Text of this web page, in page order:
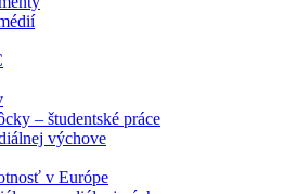
– študentské práce
výchove
v Európe